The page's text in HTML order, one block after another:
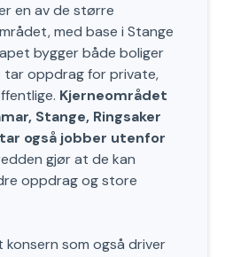
en av de større
med base i Stange
bygger både boliger
tar oppdrag for private,
Kjerneområdet
Stange, Ringsaker
også jobber utenfor
gjør at de kan
oppdrag og store
konsern som også driver